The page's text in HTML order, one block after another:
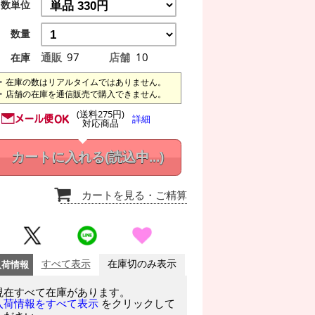
数単位
数量
在庫
通販 97 店舗 10
在庫の数はリアルタイムではありません。
店舗の在庫を通信販売で購入できません。
(送料275円)
対応商品 詳細
カートに入れる(読込中...)
カートを見る ・ご精算
情報 すべて表示 在庫切のみ表示
在すべて在庫があります。
荷情報をすべて表示 をクリックして